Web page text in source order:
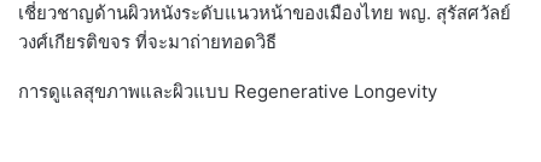
เชี่ยวชาญด้านผิวหนังระดับแนวหน้าของเมืองไทย พญ. สุรัสศวัลย์
วงศ์เกียรติขจร ที่จะมาถ่ายทอดวิธี
การดูแลสุขภาพและผิวแบบ Regenerative Longevity